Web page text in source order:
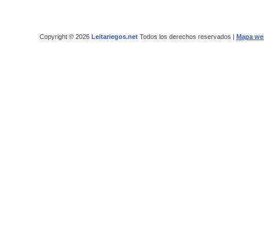
Copyright © 2026 Leitariegos.netTodos los derechos reservados | Mapa